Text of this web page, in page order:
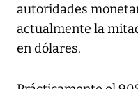
autoridades
actualmente la
en dólares.